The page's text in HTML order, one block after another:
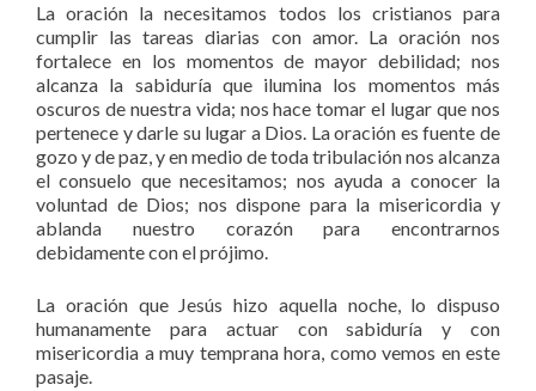
La oración la necesitamos todos los cristianos para
cumplir las tareas diarias con amor. La oración nos
fortalece en los momentos de mayor debilidad; nos
alcanza la sabiduría que ilumina los momentos más
oscuros de nuestra vida; nos hace tomar el lugar que nos
pertenece y darle su lugar a Dios. La oración es fuente de
gozo y de paz, y en medio de toda tribulación nos alcanza
el consuelo que necesitamos; nos ayuda a conocer la
voluntad de Dios; nos dispone para la misericordia y
ablanda nuestro corazón para encontrarnos
debidamente con el prójimo.
La oración que Jesús hizo aquella noche, lo dispuso
humanamente para actuar con sabiduría y con
misericordia a muy temprana hora, como vemos en este
pasaje.